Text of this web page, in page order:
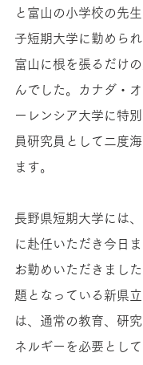
と富山の小学校の先
子短期大学に勤めら
富山に根を張るだけ
んでした。カナダ・
ーレンシア大学に特
員研究員として二度
ます。
長野県短期大学には
に赴任いただき今日
お勤めいただきまし
題となっている新県
は、通常の教育、研
ネルギーを必要とし